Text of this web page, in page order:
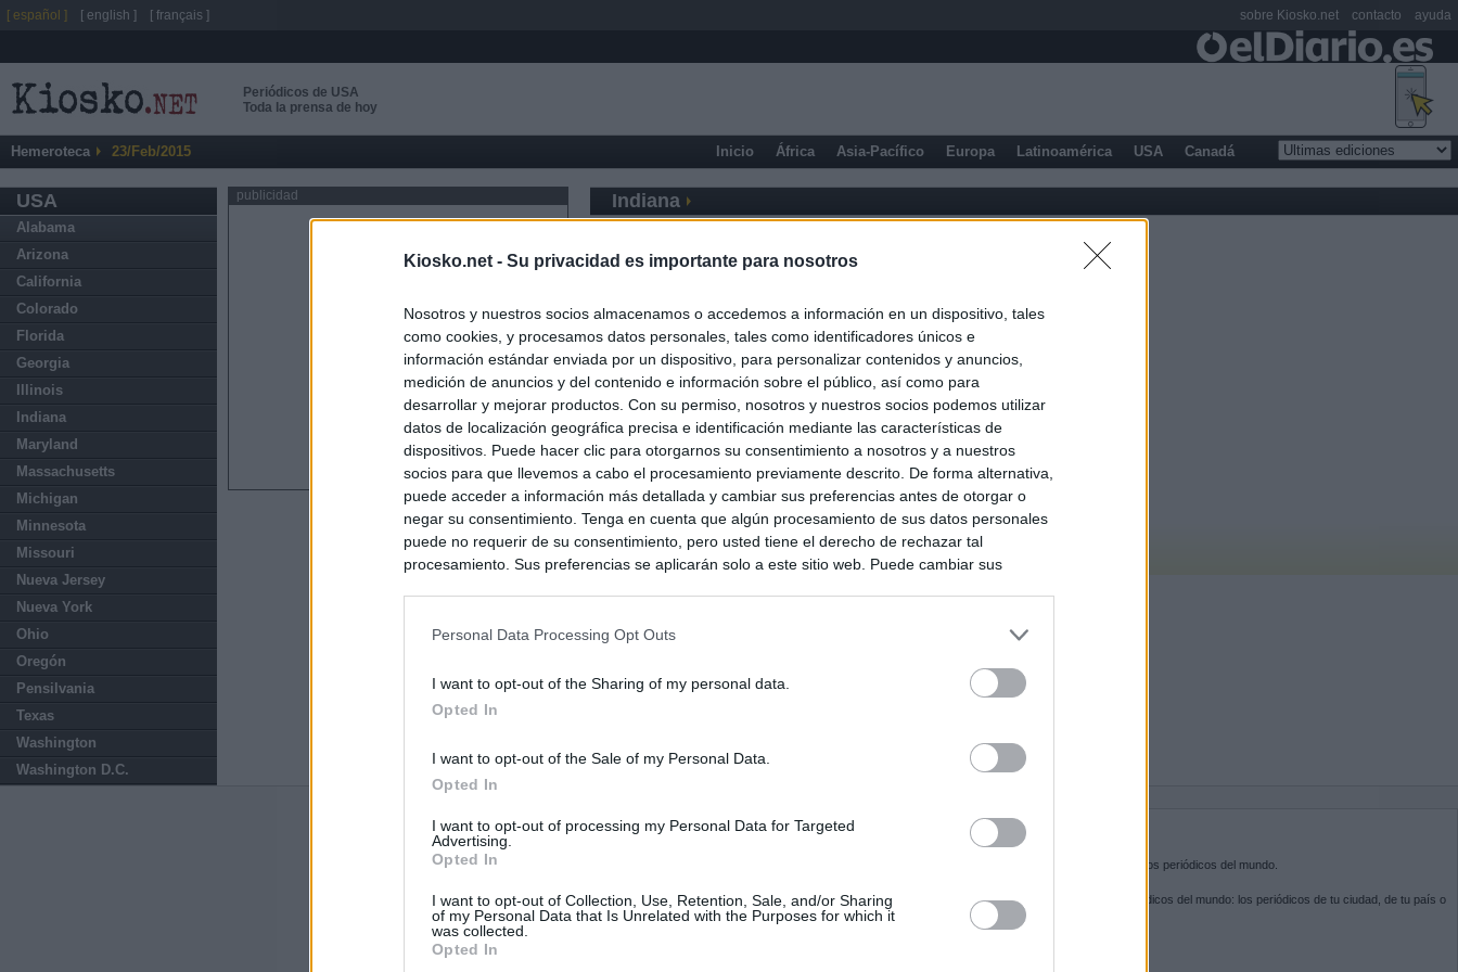
Kiosko.net - Su privacidad es importante para nosotros
Nosotros y nuestros socios almacenamos o accedemos a información en un dispositivo, tales
como cookies, y procesamos datos personales, tales como identificadores únicos e
información estándar enviada por un dispositivo, para personalizar contenidos y anuncios,
medición de anuncios y del contenido e información sobre el público, así como para
desarrollar y mejorar productos. Con su permiso, nosotros y nuestros socios podemos utilizar
datos de localización geográfica precisa e identificación mediante las características de
dispositivos. Puede hacer clic para otorgarnos su consentimiento a nosotros y a nuestros
socios para que llevemos a cabo el procesamiento previamente descrito. De forma alternativa,
puede acceder a información más detallada y cambiar sus preferencias antes de otorgar o
negar su consentimiento. Tenga en cuenta que algún procesamiento de sus datos personales
puede no requerir de su consentimiento, pero usted tiene el derecho de rechazar tal
procesamiento. Sus preferencias se aplicarán solo a este sitio web. Puede cambiar sus
Personal Data Processing Opt Outs
I want to opt-out of the Sharing of my personal data.
Opted In
I want to opt-out of the Sale of my Personal Data.
Opted In
I want to opt-out of processing my Personal Data for Targeted
Advertising.
Opted In
I want to opt-out of Collection, Use, Retention, Sale, and/or Sharing
of my Personal Data that Is Unrelated with the Purposes for which it
was collected.
Opted In
Periódicos de USA
Toda la prensa de hoy
Hemeroteca 23/Feb/2015 Inicio África Asia-Pacífico Europa Latinoamérica USA Canadá
USA
Alabama
Arizona
California
Colorado
Florida
Georgia
Illinois
Indiana
Maryland
Massachusetts
Michigan
Minnesota
Missouri
Nueva Jersey
Nueva York
Ohio
Oregón
Pensilvania
Texas
Washington
Washington D.C.
publicidad Indiana
Últimas noticias
España impone controles a los viajeros procedentes de Italia tras el rechazo de
Italia rechaza el ultimátum del Gobierno y mantiene los controles a viajeros de
España hasta el 15 de agosto: "No aceptamos imposiciones"
SOBRE KIOSKO.NET
es la puerta de entrada a los periódicos del mundo.
Navega por las portadas de los periódicos del mundo: los periódicos de tu ciudad, de tu país o
del otro extremo del mundo.
[ español ] [ english ] [ français ] sobre Kiosko.net contacto ayuda